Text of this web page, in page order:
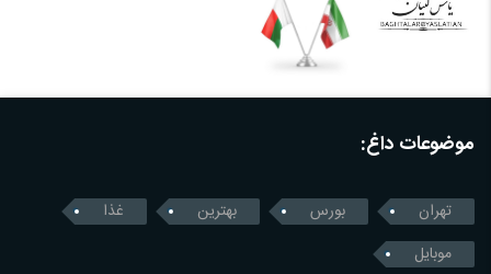
موضوعات داغ:
تهران بورس بهترین
غذا
موبایل